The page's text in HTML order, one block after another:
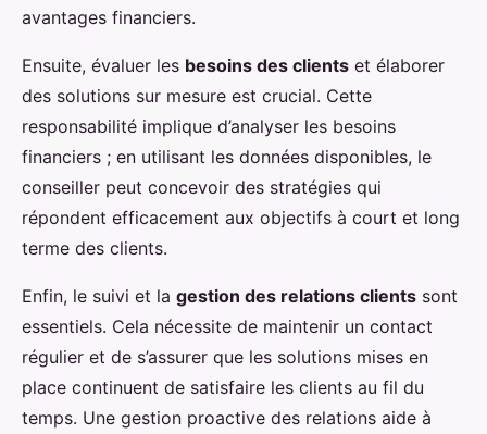
avantages financiers.
Ensuite, évaluer les besoins des clients et élaborer
des solutions sur mesure est crucial. Cette
responsabilité implique d’analyser les besoins
financiers ; en utilisant les données disponibles, le
conseiller peut concevoir des stratégies qui
répondent efficacement aux objectifs à court et long
terme des clients.
Enfin, le suivi et la gestion des relations clients sont
essentiels. Cela nécessite de maintenir un contact
régulier et de s’assurer que les solutions mises en
place continuent de satisfaire les clients au fil du
temps. Une gestion proactive des relations aide à